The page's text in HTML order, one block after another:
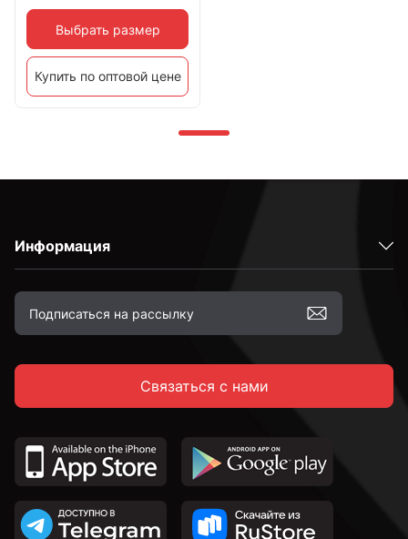
Выбрать размер
Купить по оптовой цене
Информация
Связаться с нами